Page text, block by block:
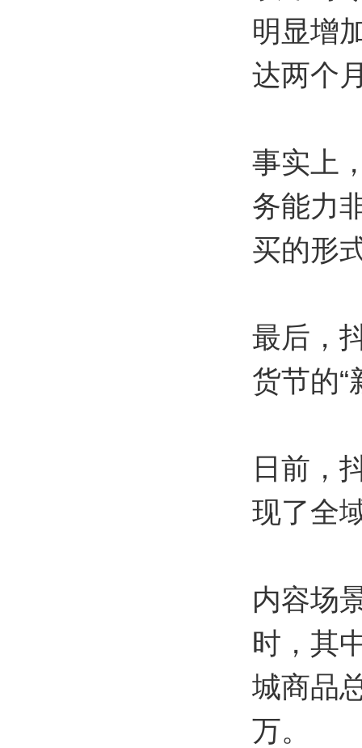
明显增
达两个
事实上
务能力
买的形
最后，
货节的“
日前，
现了全
内容场
时，其
城商品
万。